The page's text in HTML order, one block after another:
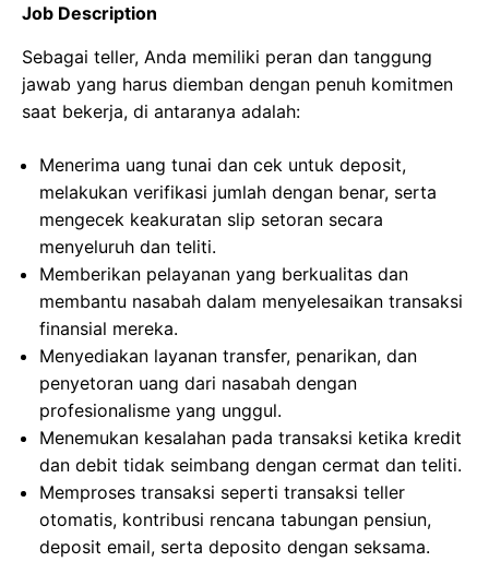
Job Description
Sebagai teller, Anda memiliki peran dan tanggung
jawab yang harus diemban dengan penuh komitmen
saat bekerja, di antaranya adalah:
Menerima uang tunai dan cek untuk deposit,
melakukan verifikasi jumlah dengan benar, serta
mengecek keakuratan slip setoran secara
menyeluruh dan teliti.
Memberikan pelayanan yang berkualitas dan
membantu nasabah dalam menyelesaikan transaksi
finansial mereka.
Menyediakan layanan transfer, penarikan, dan
penyetoran uang dari nasabah dengan
profesionalisme yang unggul.
Menemukan kesalahan pada transaksi ketika kredit
dan debit tidak seimbang dengan cermat dan teliti.
Memproses transaksi seperti transaksi teller
otomatis, kontribusi rencana tabungan pensiun,
deposit email, serta deposito dengan seksama.